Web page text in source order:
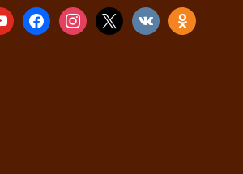
FACEBOOKINSTAGRAM
X VKONTAKTE